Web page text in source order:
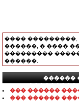
���� ���������,
������, � ����
���������
������.
������
��� ������
��� ������